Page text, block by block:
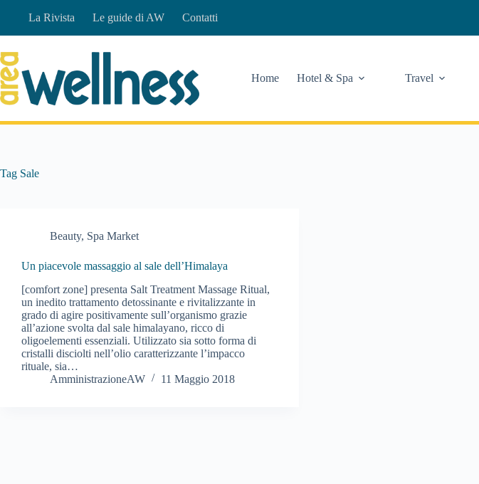
La Rivista Le guide di AW Contatti
Home Hotel & Spa Travel
Tag Sale
Beauty, Spa Market
Un piacevole massaggio al sale dell’Himalaya
[comfort zone] presenta Salt Treatment Massage Ritual,
un inedito trattamento detossinante e rivitalizzante in
grado di agire positivamente sull’organismo grazie
all’azione svolta dal sale himalayano, ricco di
oligoelementi essenziali. Utilizzato sia sotto forma di
cristalli disciolti nell’olio caratterizzante l’impacco
rituale, sia…
AmministrazioneAW
11 Maggio 2018